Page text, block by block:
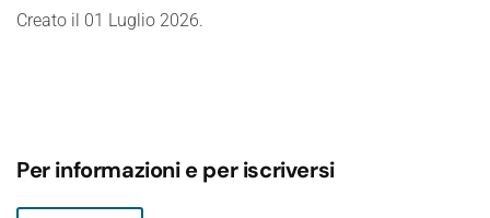
Creato il 01 Luglio 2026.
Per informazioni e per iscriversi